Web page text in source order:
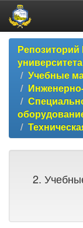
Skip
navigationРепозиторий
Учебные
2.